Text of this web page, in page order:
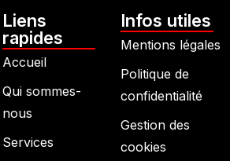
Liens
rapides
Accueil
Qui sommes-
nous
Services
Infos utiles
Mentions légales
Politique de
confidentialité
Gestion des
cookies